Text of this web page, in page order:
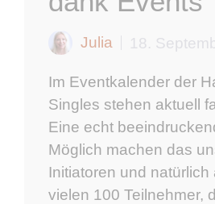
Julia 18.
Im Eventkalender der
Singles stehen aktuell
Eine echt
Möglich machen das
Initiatoren und natürlich
vielen 100 Teilnehmer,